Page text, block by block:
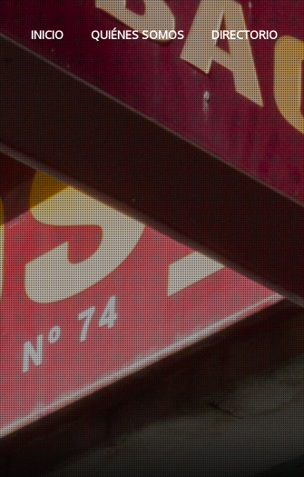
INICIO QUIÉNES SOMOS DIRECTORIO